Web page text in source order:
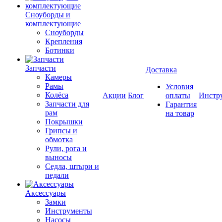
Cноуборды и
комплектующие
Сноуборды
Крепления
Ботинки
Запчасти
Камеры
Рамы
Колёса
Запчасти для
рам
Покрышки
Грипсы и
обмотка
Рули, рога и
выносы
Седла, штыри и
педали
Аксессуары
Замки
Инструменты
Насосы
Акции Блог
Доставка
Условия
оплаты
Гарантия
на товар